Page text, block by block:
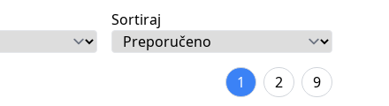
Sortiraj
1 2 9